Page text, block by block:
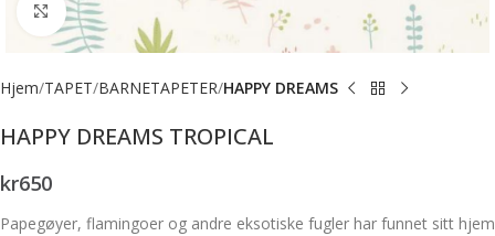
Forstørr bilde
Hjem TAPET BARNETAPETER HAPPY DREAMS
HAPPY DREAMS TROPICAL
kr650
Papegøyer, flamingoer og andre eksotiske fugler har funnet sitt hjem